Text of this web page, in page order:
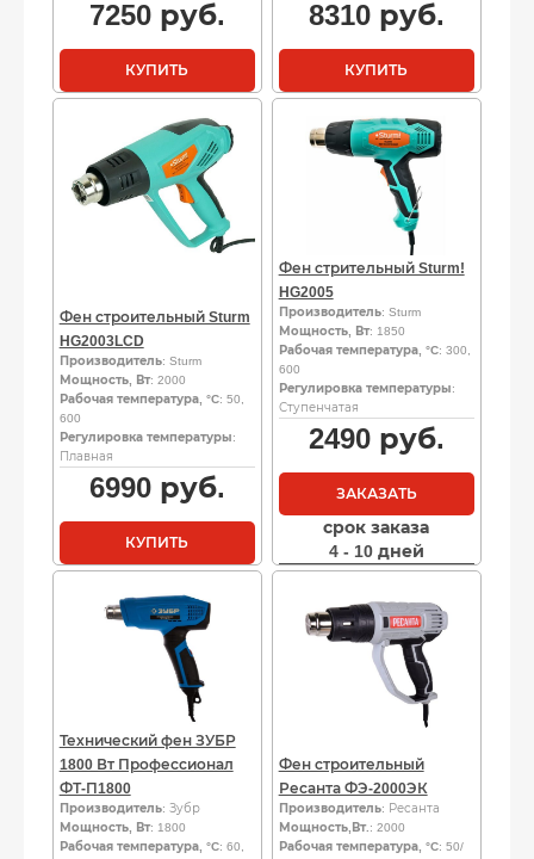
7250руб.
КУПИТЬ
8310руб.
КУПИТЬ
Фен строительный Sturm
HG2003LCD
Производитель: Sturm
Мощность, Вт: 2000
Рабочая температура, °C: 50,
600
Регулировка температуры:
Плавная
6990руб.
КУПИТЬ
Фен стрительный Sturm!
HG2005
Производитель: Sturm
Мощность, Вт: 1850
Рабочая температура, °C: 300,
600
Регулировка температуры:
Ступенчатая
2490руб.
ЗАКАЗАТЬ
срок заказа
4 - 10 дней
Технический фен ЗУБР
1800 Вт Профессионал
ФТ-П1800
Производитель: Зубр
Мощность, Вт: 1800
Рабочая температура, °C: 60,
Фен строительный
Ресанта ФЭ-2000ЭК
Производитель: Ресанта
Мощность,Вт. : 2000
Рабочая температура, °C: 50/